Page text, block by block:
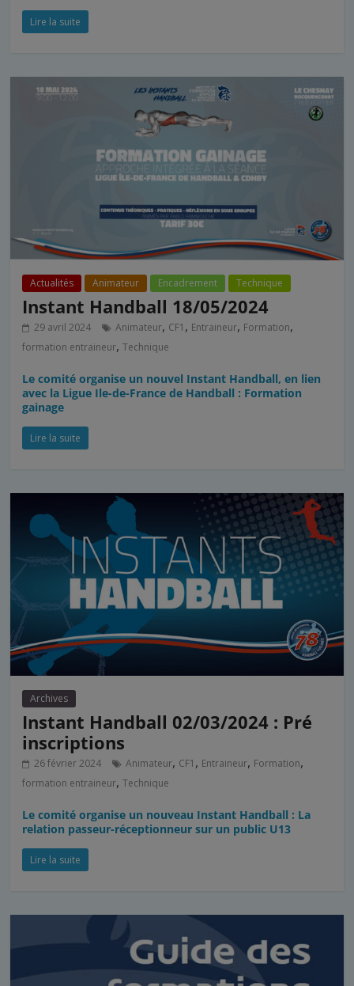
Lire la suite
Actualités Animateur Encadrement Technique
Instant Handball 18/05/2024
29 avril 2024 Animateur, CF1 , Entraineur, Formation,
formation entraineur,Technique
Le comité organise un nouvel Instant Handball, en lien
avec la Ligue Ile-de-France de Handball : Formation
gainage
Lire la suite
Archives
Instant Handball 02/03/2024 : Pré
inscriptions
26 février 2024 Animateur, CF1 , Entraineur, Formation,
formation entraineur,Technique
Le comité organise un nouveau Instant Handball : La
relation passeur-réceptionneur sur un public U13
Lire la suite